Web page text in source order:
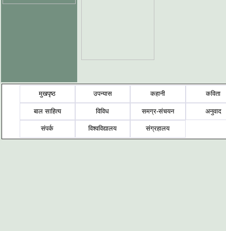
मुखपृष्ठ उपन्यास कहानी कविता
बाल साहित्य विविध समग्र-संचयन अनुवाद
संपर्क विश्वविद्यालय संग्रहालय